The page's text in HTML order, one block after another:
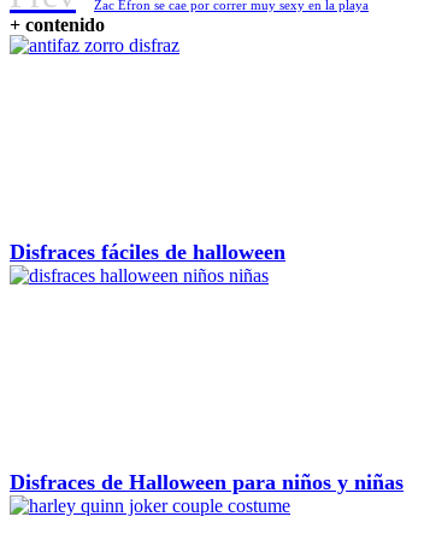
Zac Efron se cae por correr muy sexy en la playa
+ contenido
Disfraces fáciles de halloween
Disfraces de Halloween para niños y niñas